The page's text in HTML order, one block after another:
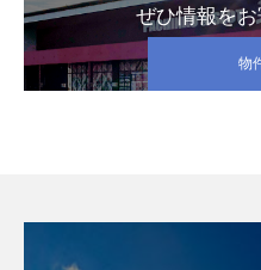
ぜひ情報を
物